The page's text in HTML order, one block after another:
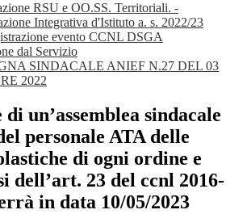
RSU e OO.SS. Territoriali. -
Integrativa d'Istituto a. s. 2022/23
evento CCNL DSGA
dal Servizio
SINDACALE ANIEF N.27 DEL 03
2022
un’assemblea sindacale
personale ATA delle
di ogni ordine e
dell’art. 23 del ccnl 2016-
in data 10/05/2023